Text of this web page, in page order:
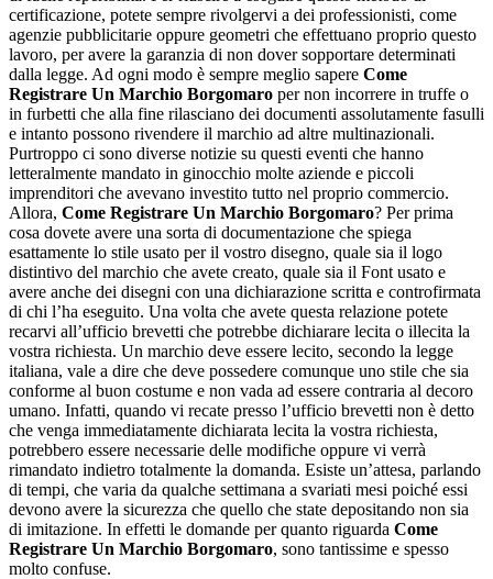
certificazione, potete sempre rivolgervi a dei professionisti, come
agenzie pubblicitarie oppure geometri che effettuano proprio questo
lavoro, per avere la garanzia di non dover sopportare determinati
dalla legge. Ad ogni modo è sempre meglio sapere Come
Registrare Un Marchio Borgomaro per non incorrere in truffe o
in furbetti che alla fine rilasciano dei documenti assolutamente fasulli
e intanto possono rivendere il marchio ad altre multinazionali.
Purtroppo ci sono diverse notizie su questi eventi che hanno
letteralmente mandato in ginocchio molte aziende e piccoli
imprenditori che avevano investito tutto nel proprio commercio.
Allora, Come Registrare Un Marchio Borgomaro? Per prima
cosa dovete avere una sorta di documentazione che spiega
esattamente lo stile usato per il vostro disegno, quale sia il logo
distintivo del marchio che avete creato, quale sia il Font usato e
avere anche dei disegni con una dichiarazione scritta e controfirmata
di chi l’ha eseguito. Una volta che avete questa relazione potete
recarvi all’ufficio brevetti che potrebbe dichiarare lecita o illecita la
vostra richiesta. Un marchio deve essere lecito, secondo la legge
italiana, vale a dire che deve possedere comunque uno stile che sia
conforme al buon costume e non vada ad essere contraria al decoro
umano. Infatti, quando vi recate presso l’ufficio brevetti non è detto
che venga immediatamente dichiarata lecita la vostra richiesta,
potrebbero essere necessarie delle modifiche oppure vi verrà
rimandato indietro totalmente la domanda. Esiste un’attesa, parlando
di tempi, che varia da qualche settimana a svariati mesi poiché essi
devono avere la sicurezza che quello che state depositando non sia
di imitazione. In effetti le domande per quanto riguarda Come
Registrare Un Marchio Borgomaro, sono tantissime e spesso
molto confuse.